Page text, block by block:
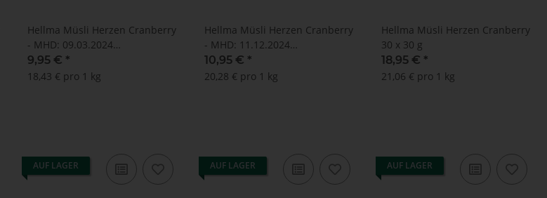
Hellma Müsli Herzen Cranberry
- MHD: 09.03.2024
(Thekendisplay 18 x 30 g)
9,95 € *
18,43 € pro 1 kg
Hellma Müsli Herzen Cranberry
- MHD: 11.12.2024
(Thekendisplay 18 x 30 g)
10,95 € *
20,28 € pro 1 kg
Hellma Müsli Herzen Cranberry
30 x 30 g
18,95 € *
21,06 € pro 1 kg
AUF LAGER AUF LAGER AUF LAGER